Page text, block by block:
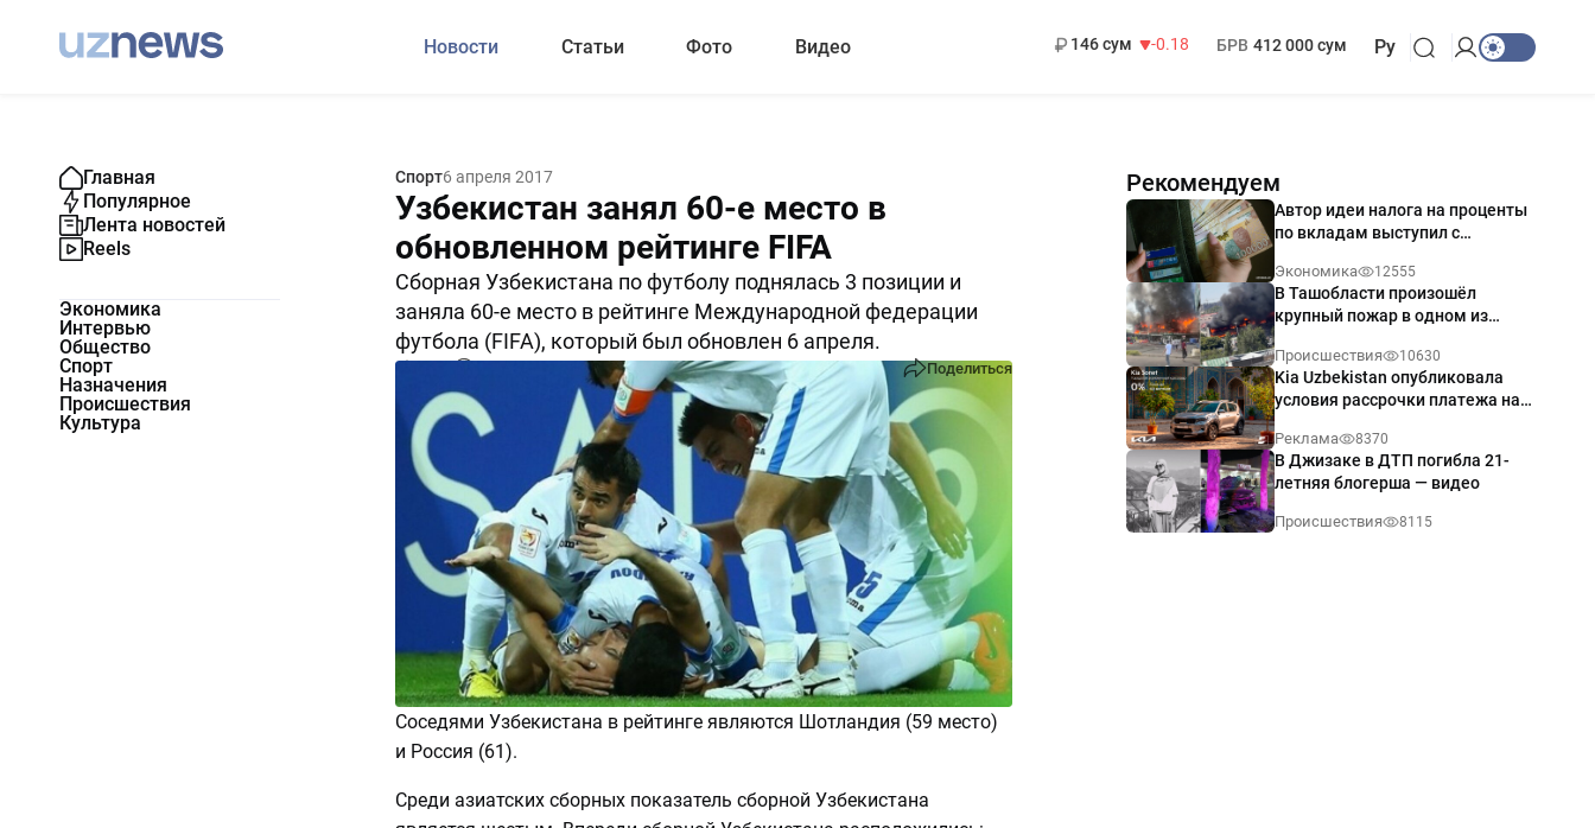
Новости Статьи Фото Видео
146 сум
-0.18
БРВ 412 000 сум Ру
Главная
Популярное
Лента новостей
Reels
Экономика
Интервью
Общество
Спорт
Назначения
Происшествия
Культура
Спорт6 апреля 2017
Узбекистан занял 60-е место в
обновленном рейтинге FIFA
Сборная Узбекистана по футболу поднялась 3 позиции и
заняла 60-е место в рейтинге Международной федерации
футбола (FIFA), который был обновлен 6 апреля.
Поделиться
Соседями Узбекистана в рейтинге являются Шотландия (59 место)
и Россия (61).
Среди азиатских сборных показатель сборной Узбекистана
Рекомендуем
Автор идеи налога на проценты
по вкладам выступил с
Экономика 12555
В Ташобласти произошёл
крупный пожар в одном из
Происшествия 10630
Kia Uzbekistan опубликовала
условия рассрочки платежа на
годовых
Реклама 8370
В Джизаке в ДТП погибла 21-
летняя блогерша — видео
Происшествия 8115